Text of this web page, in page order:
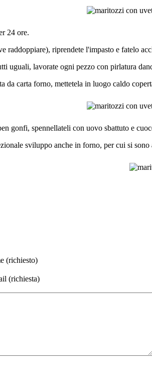
24 ore.
raddoppiare), riprendete l'impasto e fatelo
uguali, lavorate ogni pezzo con pirlatura
da carta forno, mettetela in luogo caldo
gonfi, spennellateli con uovo sbattuto e
sviluppo anche in forno, per cui si
(richiesto)
(richiesta)